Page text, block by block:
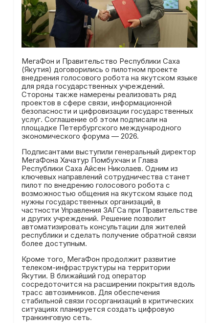
МегаФон и Правительство Республики Саха
(Якутия) договорились о пилотном проекте
внедрения голосового робота на якутском языке
для ряда государственных учреждений.
Стороны также намерены реализовать ряд
проектов в сфере связи, информационной
безопасности и цифровизации государственных
услуг. Соглашение об этом подписали на
площадке Петербургского международного
экономического форума — 2026.
Подписантами выступили генеральный директор
МегаФона Хачатур Помбухчан и Глава
Республики Саха Айсен Николаев. Одним из
ключевых направлений сотрудничества станет
пилот по внедрению голосового робота с
возможностью общения на якутском языке под
нужны государственных организаций, в
частности Управления ЗАГСа при Правительстве
и других учреждений. Решение позволит
автоматизировать консультации для жителей
республики и сделать получение обратной связи
более доступным.
Кроме того, МегаФон продолжит развитие
телеком-инфраструктуры на территории
Якутии. В ближайший год оператор
сосредоточится на расширении покрытия вдоль
трасс автозимников. Для обеспечения
стабильной связи госорганизаций в критических
ситуациях планируется создать цифровую
транкинговую сеть.